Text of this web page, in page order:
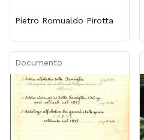
Pietro Romualdo Pirotta
Documento